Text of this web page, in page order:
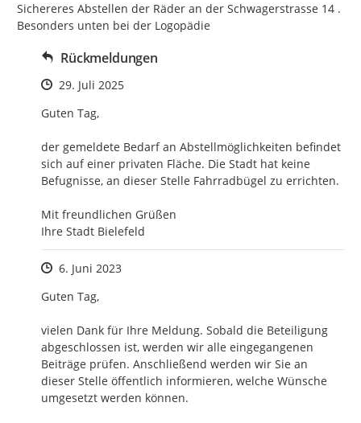
Sichereres Abstellen der Räder an der Schwagerstrasse 14 .
Besonders unten bei der Logopädie
Rückmeldungen
Zeitpunkt des Erstellens
29. Juli 2025
Guten Tag,
der gemeldete Bedarf an Abstellmöglichkeiten befindet
sich auf einer privaten Fläche. Die Stadt hat keine
Befugnisse, an dieser Stelle Fahrradbügel zu errichten.
Mit freundlichen Grüßen
Ihre Stadt Bielefeld
Zeitpunkt des Erstellens
6. Juni 2023
Guten Tag,
vielen Dank für Ihre Meldung. Sobald die Beteiligung
abgeschlossen ist, werden wir alle eingegangenen
Beiträge prüfen. Anschließend werden wir Sie an
dieser Stelle öffentlich informieren, welche Wünsche
umgesetzt werden können.